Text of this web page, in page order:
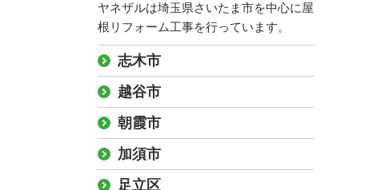
ヤネザルは埼玉県さいたま市を中心に屋
根リフォーム工事を行っています。
志木市
越谷市
朝霞市
加須市
足立区